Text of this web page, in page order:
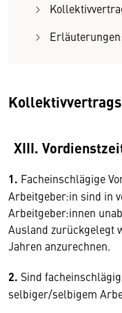
XIII.
1. Facheinschlägige
Arbeitgeber:in sind in
Arbeitgeber:innen
Ausland zurückgelegt
Jahren anzurechnen.
2. Sind
selbiger/selbigem